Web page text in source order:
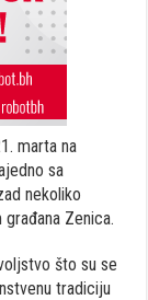
marta na
sa
nekoliko
Zenica.
što su se
tradiciju